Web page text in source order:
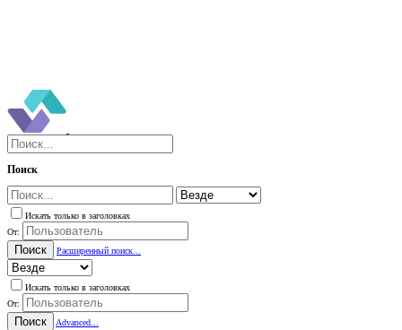
Поиск
Искать только в заголовках
От:
Поиск Расширенный поиск...
Искать только в заголовках
От:
Поиск
Advanced...